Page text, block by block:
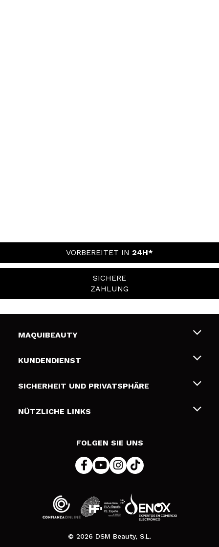
VORBEREITET IN 24H*
SICHERE
ZAHLUNG
MAQUIBEAUTY
Über uns
Geschenkkarten
KUNDENDIENST
Liefer- und Versandkosten
Zahlung
SICHERHEIT UND PRIVATSPHÄRE
Bedingungen und Datenschutz
NÜTZLICHE LINKS
FOLGEN SIE UNS
© 2026 DSM Beauty, S.L.